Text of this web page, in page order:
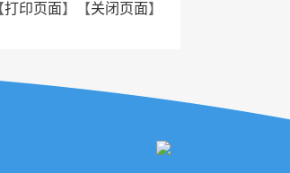
打印页面】【关闭页面】